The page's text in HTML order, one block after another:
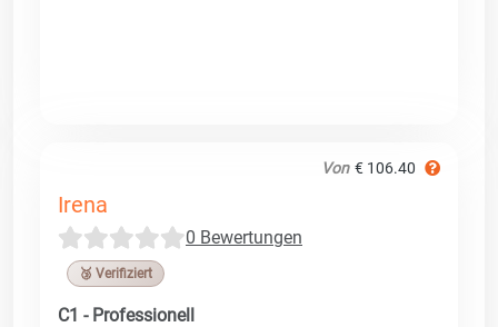
Von € 106.40
Irena
0 Bewertungen
🥉 Verifiziert
C1 - Professionell